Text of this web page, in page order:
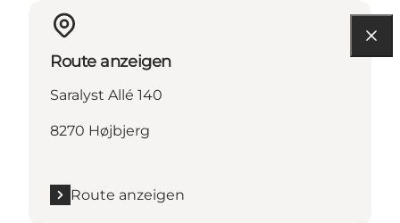
Route anzeigen
Saralyst Allé 140
8270 Højbjerg
Route anzeigen